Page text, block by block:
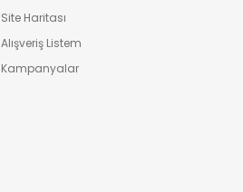
Site Haritası
Alışveriş Listem
Kampanyalar